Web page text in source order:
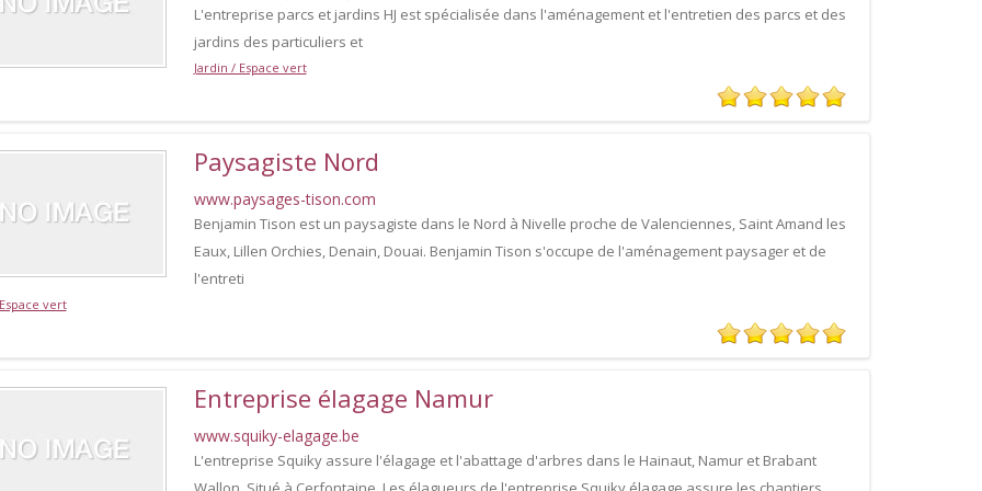
L'entreprise parcs et jardins HJ est spécialisée dans l'aménagement et l'entretien des parcs et des
jardins des particuliers et
Jardin / Espace vert
Paysagiste Nord
www.paysages-tison.com
Benjamin Tison est un paysagiste dans le Nord à Nivelle proche de Valenciennes, Saint Amand les
Eaux, Lillen Orchies, Denain, Douai. Benjamin Tison s'occupe de l'aménagement paysager et de
l'entreti
vert
Entreprise élagage Namur
www.squiky-elagage.be
L'entreprise Squiky assure l'élagage et l'abattage d'arbres dans le Hainaut, Namur et Brabant